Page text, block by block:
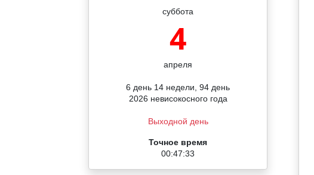
суббота
4
апреля
6 день 14 недели, 94 день
2026 невисокосного года
Выходной день
Точное время
00:47:33